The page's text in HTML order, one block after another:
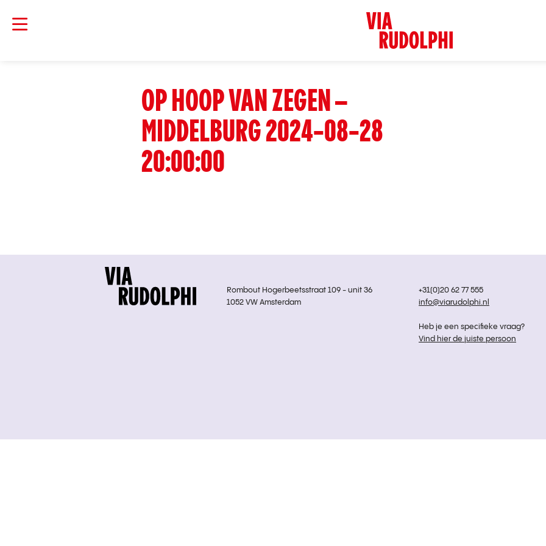
OP HOOP VAN ZEGEN –
MIDDELBURG 2024-08-28
20:00:00
Rombout Hogerbeetsstraat 109 - unit 36
1052 VW Amsterdam
+31(0)20 62 77 555
info@viarudolphi.nl
Heb je een specifieke vraag?
Vind hier de juiste persoon